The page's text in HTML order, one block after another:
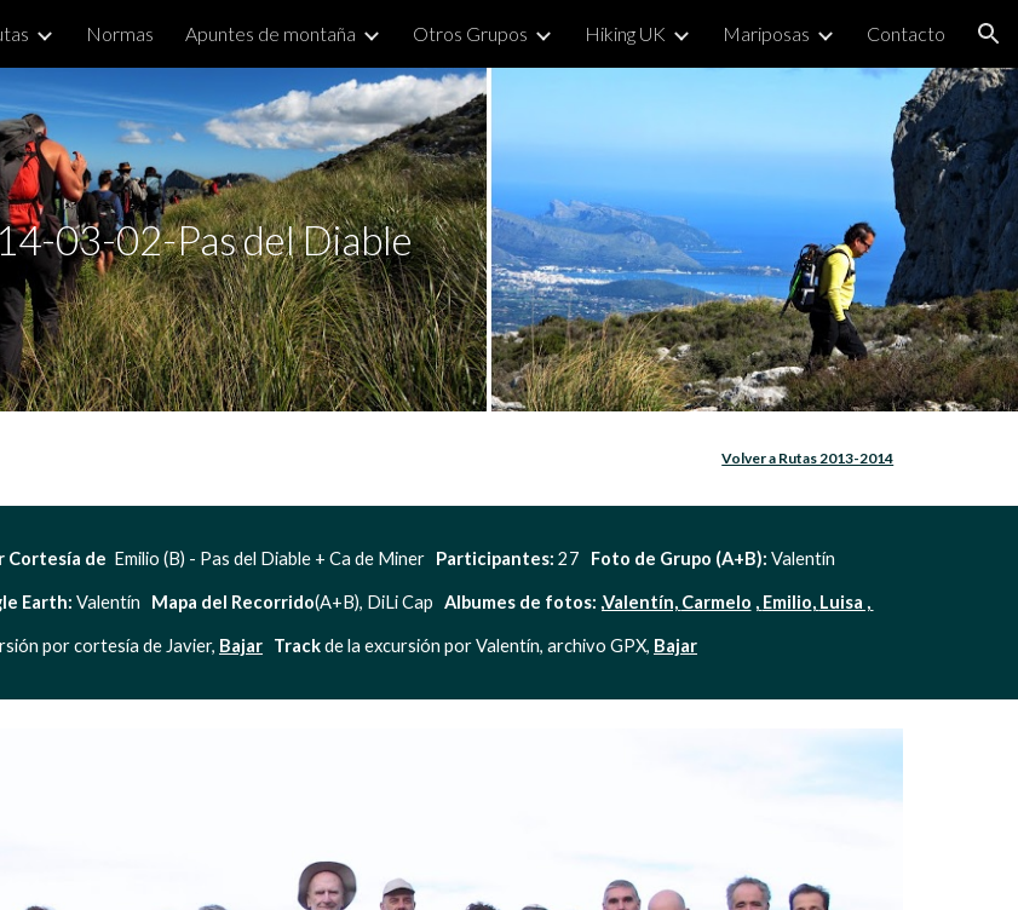
content Skip to navigation
Normas Apuntes de montaña Otros Grupos Hiking UK Mariposas Contacto
14-03-02-Pas del Diable
Volver a Rutas 2013-2014
Cortesía de
  Emilio (B) - Pas del Diable + Ca de Miner
Participantes: 27 Foto de Grupo (A+B): Valentín
Earth: Valentín Mapa del Recorrido(A+B), DiLi Cap Albumes de fotos: ,Valentín, Carmelo , Emilio, Luisa ,
por cortesía de Javier, Bajar
   Track
de la excursión por Valentín, archivo GPX, Bajar